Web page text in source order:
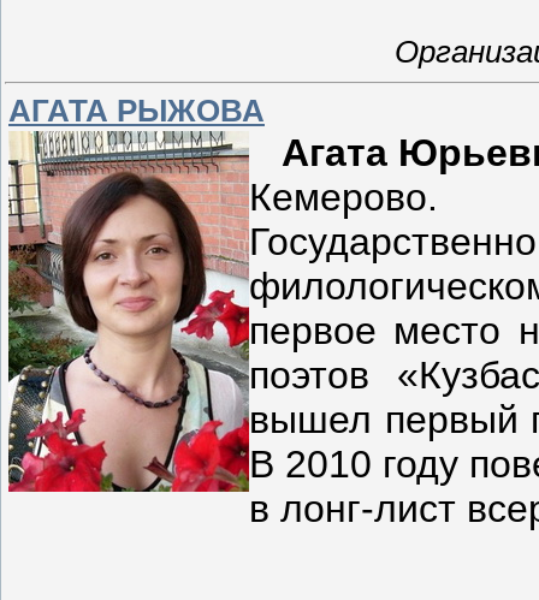
АГАТА РЫЖОВА
Агата
Кемерово.
первое место
поэтов
вышел первый
В 2010 году
в лонг-лист